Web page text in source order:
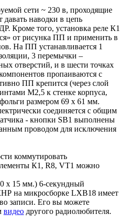
сети ~ 230 в, проходящие
наводки в цепь
Кроме того, установка реле К1
от рисунка ПП и применить в
На ПП устанавливается 1
3 перемычки –
отверстий, и в шести точках
пропаиваются с
ПП крепится (через слой
М2,5 к стенке корпуса,
размером 69 х 61 мм.
соединяется с общим
- кнопки SB1 выполнены
проводом для исключения
коммутировать
К1, R8, VT1 можно
х 15 мм.) 6-секундный
на микросборке LXB18 имеет
записи. Его вы можете
видео другого радиолюбителя.